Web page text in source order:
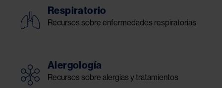
Respiratorio
Recursos sobre enfermedades respiratorias
Alergología
Recursos sobre alergias y tratamientos